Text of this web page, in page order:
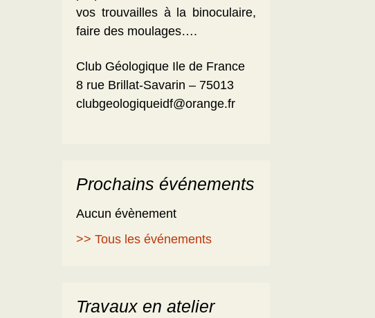
vos trouvailles à la binoculaire,
faire des moulages….
Club Géologique Ile de France
8 rue Brillat-Savarin – 75013
clubgeologiqueidf@orange.fr
Prochains événements
Aucun évènement
>> Tous les événements
Travaux en atelier